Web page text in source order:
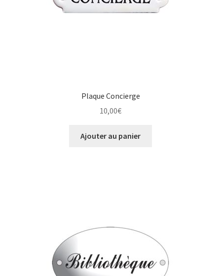
Plaque Concierge
10,00€
Ajouter au panier